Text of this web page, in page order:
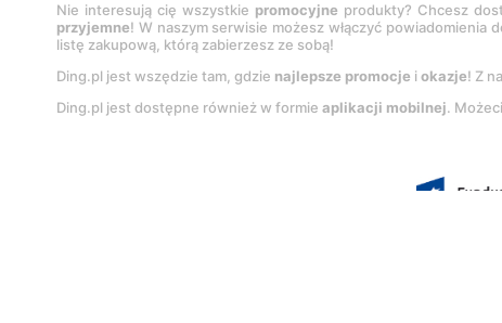
Nie interesują cię wszystkie promocyjne produkty? Chcesz
przyjemne! W naszym serwisie możesz włączyć powiadomienia
listę zakupową, którą zabierzesz ze sobą!
Ding.pl jest wszędzie tam, gdzie najlepsze promocje i okazje! Z
Ding.pl jest dostępne również w formie aplikacji mobilnej.